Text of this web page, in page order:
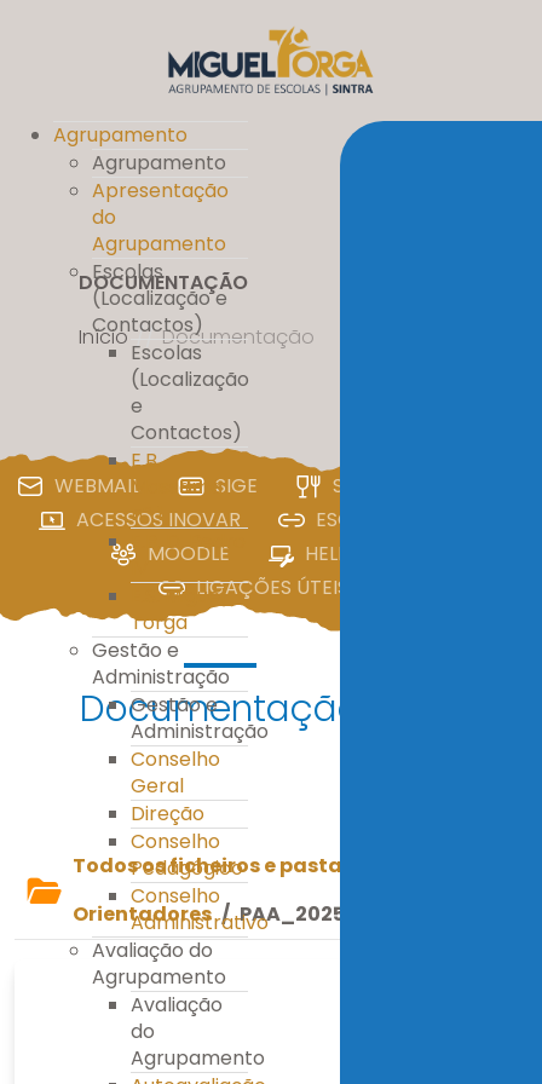
Agrupamento
Agrupamento
Apresentação
do
Agrupamento
Escolas
(Localização e
Contactos)
Escolas
(Localização
e
Contactos)
E.B.
Massamá
nº 1
E.B. D. Pedro
IV
E.S. Miguel
Torga
Gestão e
Administração
Gestão e
Administração
Conselho
Geral
Direção
Conselho
Pedagógico
Conselho
Administrativo
Avaliação do
Agrupamento
Avaliação
do
Agrupamento
DOCUMENTAÇÃO
Início //Documentação
WEBMAIL SIGE SIGA
ACESSOS INOVAR
ESCOLA DIGITAL
MOODLE
HELPDESK
LIGAÇÕES ÚTEIS
Documentação
Todos os ficheiros e pastas
Orientadores / PAA_2025_2026_Final.pdf